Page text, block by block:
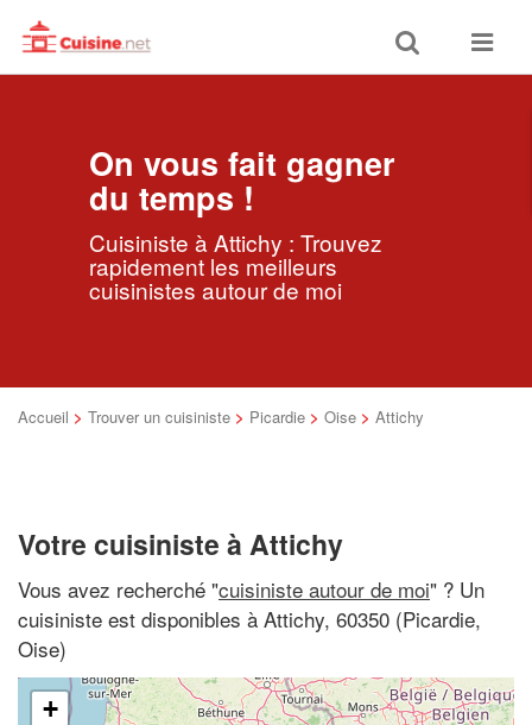
Toggle
search
Toggle
On vous fait gagner
du temps !
Cuisiniste à Attichy : Trouvez
rapidement les meilleurs
cuisinistes autour de moi
Accueil > Trouver un cuisiniste > Picardie > Oise > Attichy
Votre cuisiniste à Attichy
Vous avez recherché "cuisiniste autour de moi" ? Un
cuisiniste est disponibles à Attichy, 60350 (Picardie,
Oise)
+